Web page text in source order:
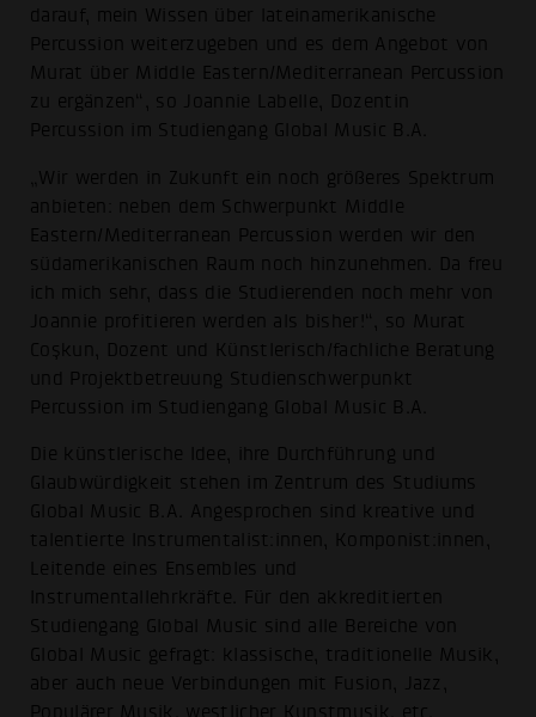
darauf, mein Wissen über lateinamerikanische
Percussion weiterzugeben und es dem Angebot von
Murat über Middle Eastern/Mediterranean Percussion
zu ergänzen“, so Joannie Labelle, Dozentin
Percussion im Studiengang Global Music B.A.
„Wir werden in Zukunft ein noch größeres Spektrum
anbieten: neben dem Schwerpunkt Middle
Eastern/Mediterranean Percussion werden wir den
südamerikanischen Raum noch hinzunehmen. Da freu
ich mich sehr, dass die Studierenden noch mehr von
Joannie profitieren werden als bisher!“, so Murat
Coşkun, Dozent und Künstlerisch/fachliche Beratung
und Projektbetreuung Studienschwerpunkt
Percussion im Studiengang Global Music B.A.
Die künstlerische Idee, ihre Durchführung und
Glaubwürdigkeit stehen im Zentrum des Studiums
Global Music B.A. Angesprochen sind kreative und
talentierte Instrumentalist:innen, Komponist:innen,
Leitende eines Ensembles und
Instrumentallehrkräfte. Für den akkreditierten
Studiengang Global Music sind alle Bereiche von
Global Music gefragt: klassische, traditionelle Musik,
aber auch neue Verbindungen mit Fusion, Jazz,
Populärer Musik, westlicher Kunstmusik, etc.